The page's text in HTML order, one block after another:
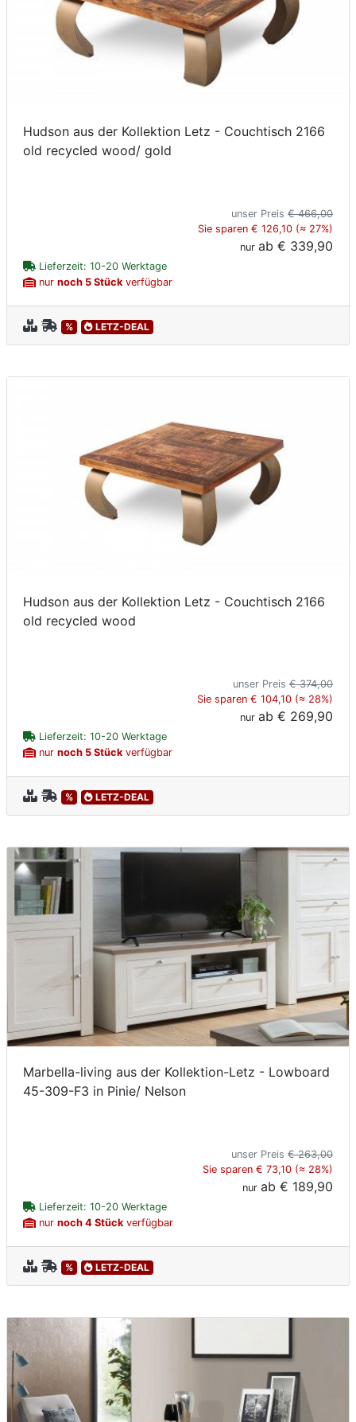
Hudson aus der Kollektion Letz - Couchtisch 2166
old recycled wood/ gold
unser Preis € 466,00
Sie sparen € 126,10 (≈ 27%)
nur ab € 339,90
Lieferzeit: 10-20 Werktage
nur noch 5 Stückverfügbar
% LETZ-DEAL
Hudson aus der Kollektion Letz - Couchtisch 2166
old recycled wood
unser Preis € 374,00
Sie sparen € 104,10 (≈ 28%)
nur ab € 269,90
Lieferzeit: 10-20 Werktage
nur noch 5 Stückverfügbar
% LETZ-DEAL
Marbella-living aus der Kollektion-Letz - Lowboard
45-309-F3 in Pinie/ Nelson
unser Preis € 263,00
Sie sparen € 73,10 (≈ 28%)
nur ab € 189,90
Lieferzeit: 10-20 Werktage
nur noch 4 Stückverfügbar
% LETZ-DEAL